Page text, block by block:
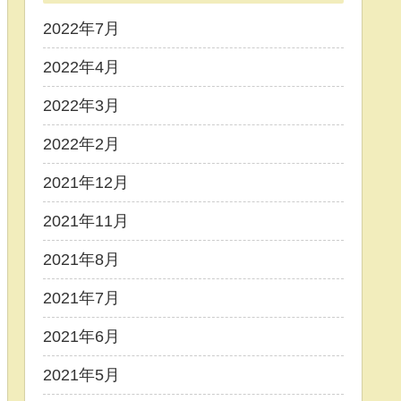
2022年7月
2022年4月
2022年3月
2022年2月
2021年12月
2021年11月
2021年8月
2021年7月
2021年6月
2021年5月